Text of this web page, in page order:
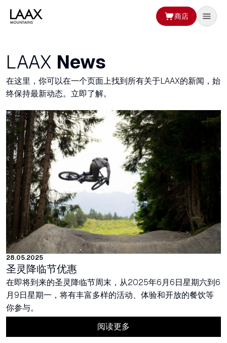
商店
LAAX News
在这里，你可以在一个页面上找到所有关于LAAX的新闻，始
终保持最新动态。立即了解。
28.05.2025
圣灵降临节优惠
在即将到来的圣灵降临节周末，从2025年6月6日星期六到6
月9日星期一，将有丰富多样的活动、体验和开放的餐饮等
你参与。
阅读更多